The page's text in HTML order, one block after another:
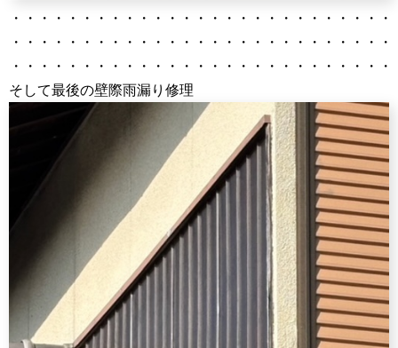
・・・・・・・・・・・・・・・・・・・・・・・・・・
・・・・・・・・・・・・・・・・・・・・・・・・・・
・・・・・・・・・・・・・・・・・・・・・・・・・・
そして最後の壁際雨漏り修理